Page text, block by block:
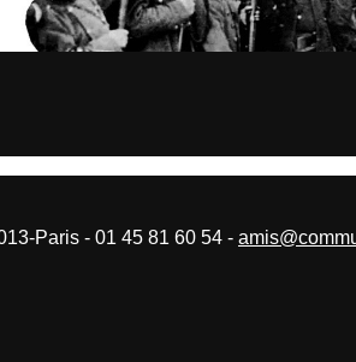
Paris - 01 45 81 60 54 -